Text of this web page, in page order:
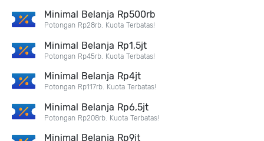
Minimal Belanja Rp500rb
Potongan Rp28rb. Kuota Terbatas!
Minimal Belanja Rp1,5jt
Potongan Rp45rb. Kuota Terbatas!
Minimal Belanja Rp4jt
Potongan Rp117rb. Kuota Terbatas!
Minimal Belanja Rp6,5jt
Potongan Rp208rb. Kuota Terbatas!
Minimal Belanja Rp9jt